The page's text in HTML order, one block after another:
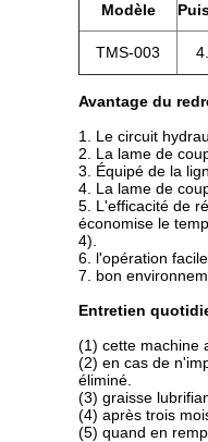
Modèle
TMS-003
Avantage du
1. Le circuit
2. La lame de
3. Équipé de la
4. La lame de
5. L'efficacité de
économise le
4).
6. l'opération
7. bon
Entretien
(1) cette machine
(2) en cas de
éliminé.
(3) graisse
(4) après trois
(5) quand en